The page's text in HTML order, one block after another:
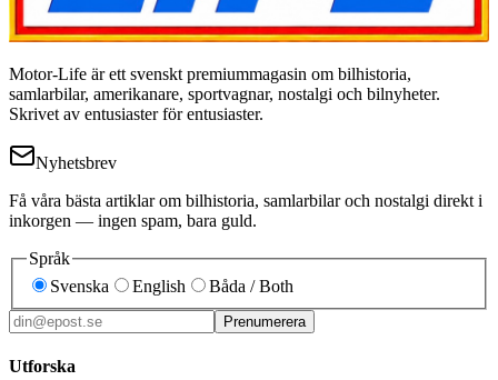
Motor-Life är ett svenskt premiummagasin om bilhistoria,
samlarbilar, amerikanare, sportvagnar, nostalgi och bilnyheter.
Skrivet av entusiaster för entusiaster.
Nyhetsbrev
Få våra bästa artiklar om bilhistoria, samlarbilar och nostalgi direkt i
inkorgen — ingen spam, bara guld.
Språk
Svenska
English Båda / Both
Prenumerera
Utforska